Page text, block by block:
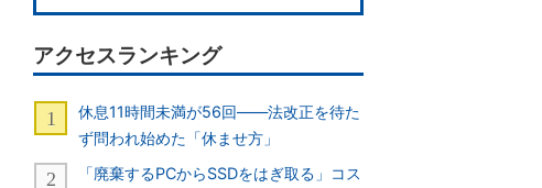
アクセスランキング
休息11時間未満が56回――法改正を待た
ず問われ始めた「休ませ方」
「廃棄するPCからSSDをはぎ取る」コス